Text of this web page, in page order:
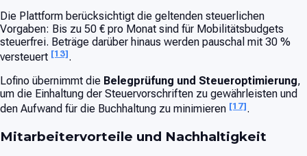
Die Plattform berücksichtigt die geltenden steuerlichen
Vorgaben: Bis zu 50 € pro Monat sind für Mobilitätsbudgets
steuerfrei. Beträge darüber hinaus werden pauschal mit 30 %
versteuert [13].
Lofino übernimmt die Belegprüfung und Steueroptimierung,
um die Einhaltung der Steuervorschriften zu gewährleisten und
den Aufwand für die Buchhaltung zu minimieren [17].
Mitarbeitervorteile und Nachhaltigkeit